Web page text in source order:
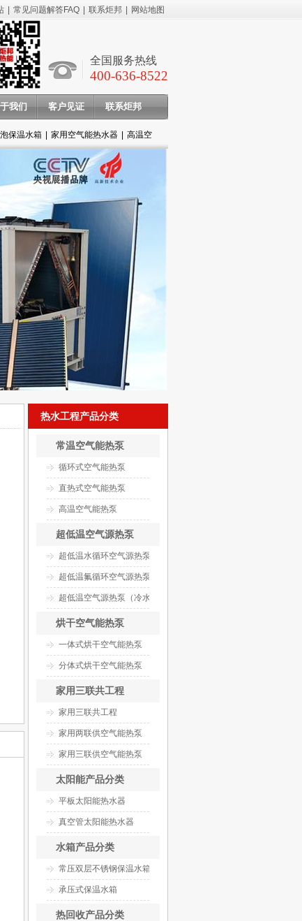
常见问题解答FAQ 联系炬邦 网站地图
全国服务热线
400-636-8522
我们 客户见证 联系炬邦
保温水箱 家用空气能热水器
高温空
热水工程产品分类
常温空气能热泵
循环式空气能热泵
直热式空气能热泵
高温空气能热泵
超低温空气源热泵
超低温水循环空气源热泵
超低温氟循环空气源热泵
超低温空气源热泵（冷水）机组
烘干空气能热泵
一体式烘干空气能热泵
分体式烘干空气能热泵
家用三联共工程
家用三联共工程
家用两联供空气能热泵
家用三联供空气能热泵
太阳能产品分类
平板太阳能热水器
真空管太阳能热水器
水箱产品分类
常压双层不锈钢保温水箱
承压式保温水箱
热回收产品分类